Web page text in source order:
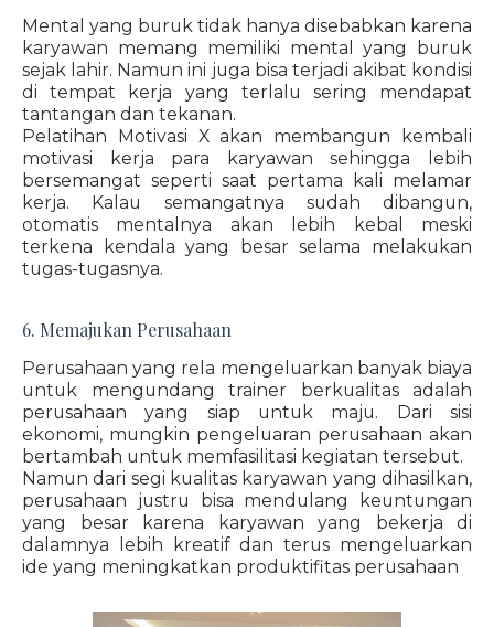
Mental yang buruk tidak hanya disebabkan karena
karyawan memang memiliki mental yang buruk
sejak lahir. Namun ini juga bisa terjadi akibat kondisi
di tempat kerja yang terlalu sering mendapat
tantangan dan tekanan.
Pelatihan Motivasi X akan membangun kembali
motivasi kerja para karyawan sehingga lebih
bersemangat seperti saat pertama kali melamar
kerja. Kalau semangatnya sudah dibangun,
otomatis mentalnya akan lebih kebal meski
terkena kendala yang besar selama melakukan
tugas-tugasnya.
6. Memajukan Perusahaan
Perusahaan yang rela mengeluarkan banyak biaya
untuk mengundang trainer berkualitas adalah
perusahaan yang siap untuk maju. Dari sisi
ekonomi, mungkin pengeluaran perusahaan akan
bertambah untuk memfasilitasi kegiatan tersebut.
Namun dari segi kualitas karyawan yang dihasilkan,
perusahaan justru bisa mendulang keuntungan
yang besar karena karyawan yang bekerja di
dalamnya lebih kreatif dan terus mengeluarkan
ide yang meningkatkan produktifitas perusahaan